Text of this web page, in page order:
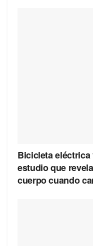
Bicicleta
estudio que
cuerpo cuando